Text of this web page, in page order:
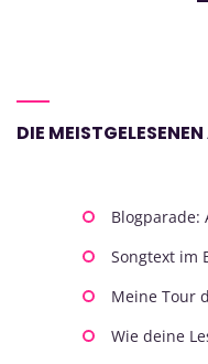
DIE
Blogparade:
Songtext im
Meine Tour
Wie deine